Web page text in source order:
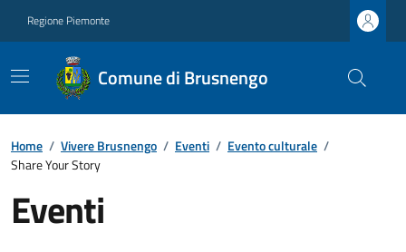
Regione Piemonte
Comune di Brusnengo
Home / Vivere Brusnengo / Eventi / Evento culturale /
Share Your Story
Eventi